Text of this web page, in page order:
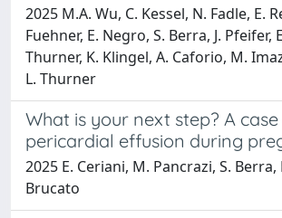
2025 M.A. Wu, C. Kessel, N. Fadle, E.
Fuehner, E. Negro, S. Berra, J. Pfeifer,
Thurner, K. Klingel, A. Caforio, M.
L. Thurner
What is your next step? A
pericardial effusion during
2025 E. Ceriani, M. Pancrazi, S. Berra,
Brucato